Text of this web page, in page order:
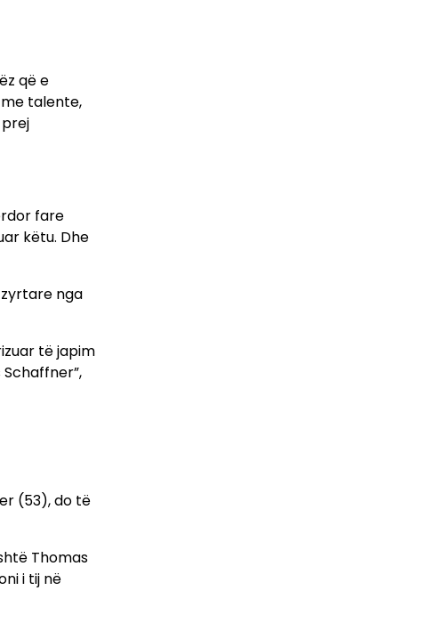
që e
talente,
fare
këtu. Dhe
nga
të japim
(53), do të
Thomas
i tij në